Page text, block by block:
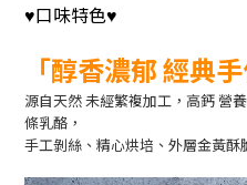
♥口味特色♥
「醇香濃郁 經典
源自天然 未經繁複加工，高鈣 營
條乳酪，
手工剝絲、精心烘培、外層金黃酥